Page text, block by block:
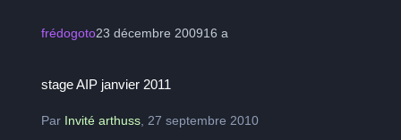
frédogoto23 décembre 200916 a
stage AIP janvier 2011
Par Invité arthuss 27 septembre 2010